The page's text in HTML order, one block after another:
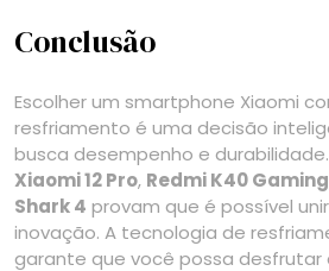
Conclusão
Escolher um smartphone Xiaomi
resfriamento é uma decisão
busca desempenho e
Xiaomi 12 Pro, Redmi K40 Gaming
Shark 4 provam que é possível
inovação. A tecnologia de
garante que você possa